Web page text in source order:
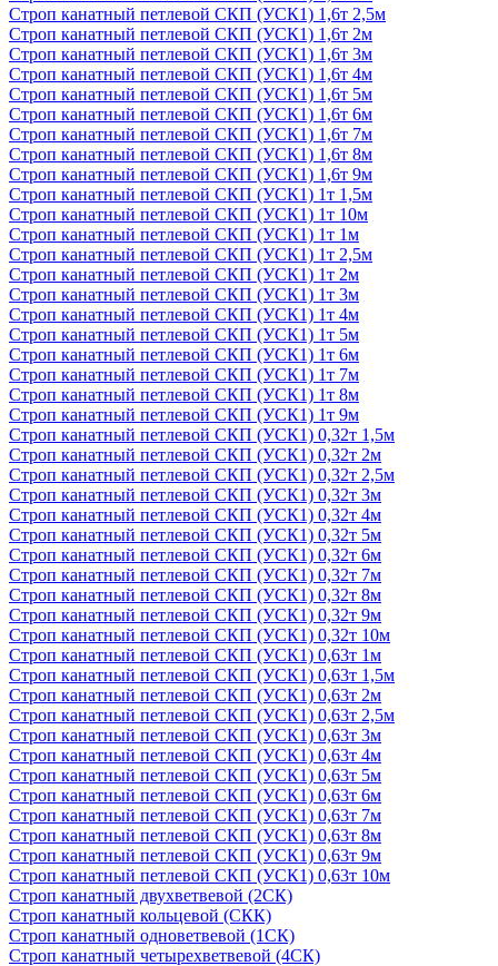
Строп канатный петлевой СКП (УСК1) 1,6т 2,5м
Строп канатный петлевой СКП (УСК1) 1,6т 2м
Строп канатный петлевой СКП (УСК1) 1,6т 3м
Строп канатный петлевой СКП (УСК1) 1,6т 4м
Строп канатный петлевой СКП (УСК1) 1,6т 5м
Строп канатный петлевой СКП (УСК1) 1,6т 6м
Строп канатный петлевой СКП (УСК1) 1,6т 7м
Строп канатный петлевой СКП (УСК1) 1,6т 8м
Строп канатный петлевой СКП (УСК1) 1,6т 9м
Строп канатный петлевой СКП (УСК1) 1т 1,5м
Строп канатный петлевой СКП (УСК1) 1т 10м
Строп канатный петлевой СКП (УСК1) 1т 1м
Строп канатный петлевой СКП (УСК1) 1т 2,5м
Строп канатный петлевой СКП (УСК1) 1т 2м
Строп канатный петлевой СКП (УСК1) 1т 3м
Строп канатный петлевой СКП (УСК1) 1т 4м
Строп канатный петлевой СКП (УСК1) 1т 5м
Строп канатный петлевой СКП (УСК1) 1т 6м
Строп канатный петлевой СКП (УСК1) 1т 7м
Строп канатный петлевой СКП (УСК1) 1т 8м
Строп канатный петлевой СКП (УСК1) 1т 9м
Строп канатный петлевой СКП (УСК1) 0,32т 1,5м
Строп канатный петлевой СКП (УСК1) 0,32т 2м
Строп канатный петлевой СКП (УСК1) 0,32т 2,5м
Строп канатный петлевой СКП (УСК1) 0,32т 3м
Строп канатный петлевой СКП (УСК1) 0,32т 4м
Строп канатный петлевой СКП (УСК1) 0,32т 5м
Строп канатный петлевой СКП (УСК1) 0,32т 6м
Строп канатный петлевой СКП (УСК1) 0,32т 7м
Строп канатный петлевой СКП (УСК1) 0,32т 8м
Строп канатный петлевой СКП (УСК1) 0,32т 9м
Строп канатный петлевой СКП (УСК1) 0,32т 10м
Строп канатный петлевой СКП (УСК1) 0,63т 1м
Строп канатный петлевой СКП (УСК1) 0,63т 1,5м
Строп канатный петлевой СКП (УСК1) 0,63т 2м
Строп канатный петлевой СКП (УСК1) 0,63т 2,5м
Строп канатный петлевой СКП (УСК1) 0,63т 3м
Строп канатный петлевой СКП (УСК1) 0,63т 4м
Строп канатный петлевой СКП (УСК1) 0,63т 5м
Строп канатный петлевой СКП (УСК1) 0,63т 6м
Строп канатный петлевой СКП (УСК1) 0,63т 7м
Строп канатный петлевой СКП (УСК1) 0,63т 8м
Строп канатный петлевой СКП (УСК1) 0,63т 9м
Строп канатный петлевой СКП (УСК1) 0,63т 10м
Строп канатный двухветвевой (2СК)
Строп канатный кольцевой (СКК)
Строп канатный одноветвевой (1СК)
Строп канатный четырехветвевой (4СК)